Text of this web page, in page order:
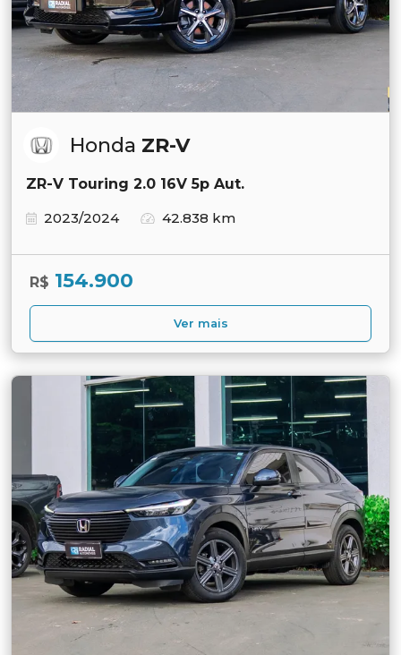
Honda ZR-V
ZR-V Touring 2.0 16V 5p Aut.
2023/2024
42.838 km
R$ 154.900
Ver mais